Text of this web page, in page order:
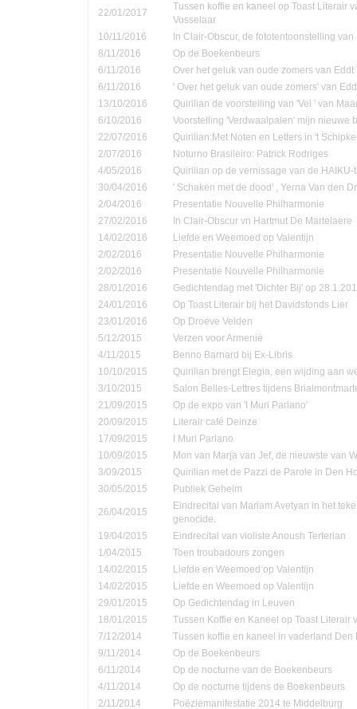
22/01/2017
Tussen koffie en kaneel op Toast Literair
Vosselaar
10/11/2016
In Clair-Obscur, de fototentoonstelling
8/11/2016
Op de Boekenbeurs
6/11/2016
Over het geluk van oude zomers van Eddt
6/11/2016
' Over het geluk van oude zomers' van
13/10/2016
Quirilian de voorstelling van 'Vel ' van
6/10/2016
Voorstelling 'Verdwaalpalen' mijn nieuwe
22/07/2016
Quirilian:Met Noten en Letters in 't
2/07/2016
Noturno Brasileiro: Patrick Rodriges
4/05/2016
Quirilian op de vernissage van de
30/04/2016
' Schaken met de dood' , Yerna Van den
2/04/2016
Presentatie Nouvelle Philharmonie
27/02/2016
In Clair-Obscur vn Hartmut De Martelaere
14/02/2016
Liefde en Weemoed op Valentijn
2/02/2016
Presentatie Nouvelle Philharmonie
2/02/2016
Presentatie Nouvelle Philharmonie
28/01/2016
Gedichtendag met 'Dichter Bij' op
24/01/2016
Op Toast Literair bij het Davidsfonds Lier
23/01/2016
Op Droeve Velden
5/12/2015
Verzen voor Armenië
4/11/2015
Benno Barnard bij Ex-Libris
10/10/2015
Quirilian brengt Elegia, een wijding aan
3/10/2015
Salon Belles-Lettres tijdens
21/09/2015
Op de expo van 'I Muri Parlano'
20/09/2015
Literair café Deinze
17/09/2015
I Muri Parlano
10/09/2015
Mon van Marja van Jef, de nieuwste van
3/09/2015
Quirilian met de Pazzi de Parole in Den
30/05/2015
Publiek Geheim
26/04/2015
Eindrecital van Mariam Avetyan in het
genocide.
19/04/2015
Eindrecital van violiste Anoush Terterian
1/04/2015
Toen troubadours zongen
14/02/2015
Liefde en Weemoed op Valentijn
14/02/2015
Liefde en Weemoed op Valentijn
29/01/2015
Op Gedichtendag in Leuven
18/01/2015
Tussen Koffie en Kaneel op Toast Literair
7/12/2014
Tussen koffie en kaneel in vaderland Den
9/11/2014
Op de Boekenbeurs
6/11/2014
Op de nocturne van de Boekenbeurs
4/11/2014
Op de nocturne tijdens de Boekenbeurs
2/11/2014
Poëziemanifestatie 2014 te Middelburg